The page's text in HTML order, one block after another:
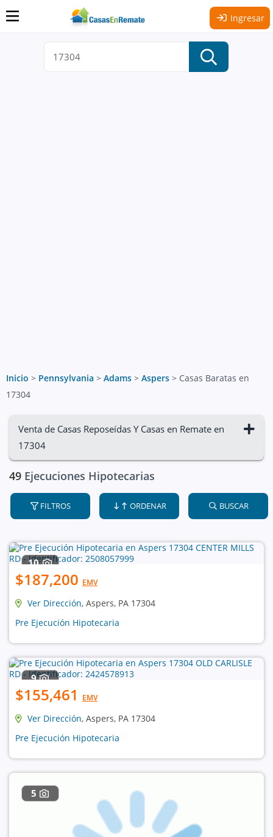
Ingresar
Inicio > Pennsylvania > Adams > Aspers > Casas Baratas en
17304
Venta de Casas Reposeídas Y Casas en Remate en
17304
49 Ejecuciones Hipotecarias
FILTROS ORDENAR BUSCAR
10
$187,200 EMV
Ver Dirección, Aspers, PA 17304
Pre Ejecución Hipotecaria
9
$155,461 EMV
Ver Dirección, Aspers, PA 17304
Pre Ejecución Hipotecaria
5